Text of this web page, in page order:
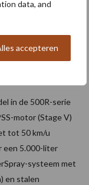
data, and
accepteren
in de 500R-serie
motor (Stage V)
tot 50 km/u
een 5.000-liter
systeem met
en stalen